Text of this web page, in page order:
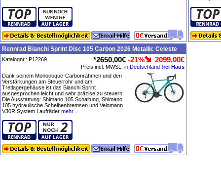
Rennrad Bianchi Sprint Disc 105 Carbon 2026 Metallic Celeste
Katalognr.: P12269 *2650,00€ -21% 2099,00€
Preis incl. MWSt., in Deutschland frei Haus
Dank seinem Monocoque-Carbonrahmen und den
Verstärkungen am Steuerrohr und am
Tretlagergehäuse ist das Bianchi Sprint
ausgesprochen leicht und sehr präzise zu steuern.
Die Ausstattung: Shimano 105 Schaltung, Shimano
105 hydraulische Scheibenbremsen und Velomann
V30R System Laufräder mehr...